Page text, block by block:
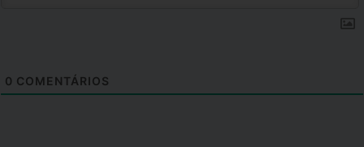
0 COMENTÁRIOS